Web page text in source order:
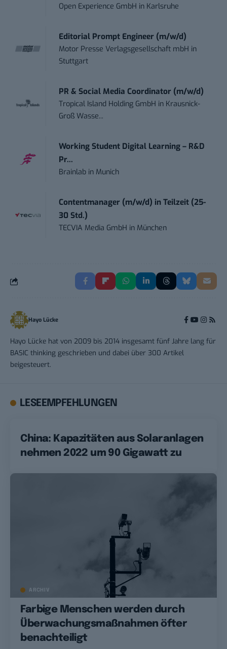
Open Experience GmbH in Karlsruhe
Editorial Prompt Engineer (m/w/d)
Motor Presse Verlagsgesellschaft mbH in
Stuttgart
PR & Social Media Coordinator (m/w/d)
Tropical Island Holding GmbH in Krausnick-
Groß Wasse...
Working Student Digital Learning – R&D
Pr...
Brainlab in Munich
Contentmanager (m/w/d) in Teilzeit (25-
30 Std.)
TECVIA Media GmbH in München
Hayo Lücke
Hayo Lücke hat von 2009 bis 2014 insgesamt fünf Jahre lang für
BASIC thinking geschrieben und dabei über 300 Artikel
beigesteuert.
LESEEMPFEHLUNGEN
China: Kapazitäten aus Solaranlagen
nehmen 2022 um 90 Gigawatt zu
ARCHIV
Farbige Menschen werden durch
Überwachungsmaßnahmen öfter
benachteiligt